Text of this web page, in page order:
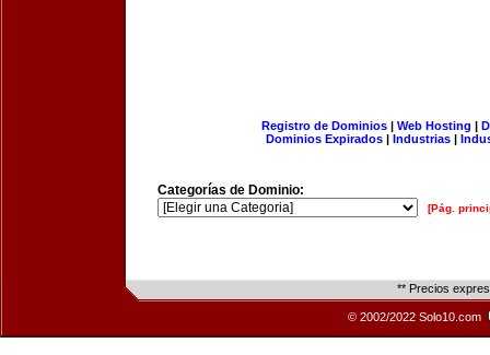
Registro de Dominios| Web Hosting |
Dominios Expirados | Industrias |
Categorías de Dominio:
[Pág.
** Precios
© 2002/2022 Solo10.com